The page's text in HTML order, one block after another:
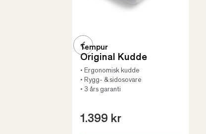
Tempur
Original Kudde
• Ergonomisk kudde
• Rygg- & sidosovare
• 3 års garanti
1.399 kr